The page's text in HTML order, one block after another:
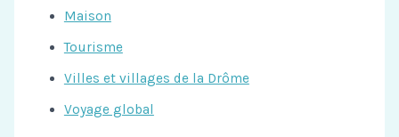
Maison
Tourisme
Villes et villages de la Drôme
Voyage global